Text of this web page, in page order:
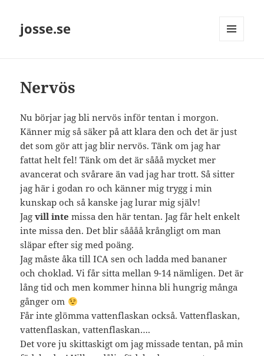
josse.se
Nervös
Nu börjar jag bli nervös inför tentan i morgon.
Känner mig så säker på att klara den och det är just
det som gör att jag blir nervös. Tänk om jag har
fattat helt fel! Tänk om det är sååå mycket mer
avancerat och svårare än vad jag har trott. Så sitter
jag här i godan ro och känner mig trygg i min
kunskap och så kanske jag lurar mig själv!
Jagvill inte missa den här tentan. Jag får helt enkelt
inte missa den. Det blir såååå krångligt om man
släpar efter sig med poäng.
Jag måste åka till ICA sen och ladda med bananer
och choklad. Vi får sitta mellan 9-14 nämligen. Det är
lång tid och men kommer hinna bli hungrig många
gånger om
Får inte glömma vattenflaskan också. Vattenflaskan,
vattenflaskan, vattenflaskan….
Det vore ju skittaskigt om jag missade tentan, på min